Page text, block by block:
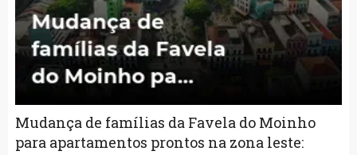
Mudança de famílias da Favela do Moinho
para apartamentos prontos na zona leste: